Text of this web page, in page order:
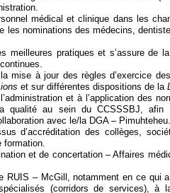
médical et clinique dans les
les nominations des médecins,
meilleures pratiques et s’assure de
mise à jour des règles d’exercice
et sur différentes dispositions de la
et à l’application des
qualité au sein du CCSSSBJ, afin
avec le/la DGA – Pimuhteheu.
d’accréditation des collèges,
formation.
et de concertation – Affaires
RUIS – McGill, notamment en ce qui
(corridors de services), à